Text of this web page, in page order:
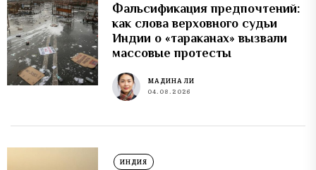
Фальсификация предпочтений:
как слова верховного судьи
Индии о «тараканах» вызвали
массовые протесты
МАДИНА ЛИ
04.08.2026
ИНДИЯ